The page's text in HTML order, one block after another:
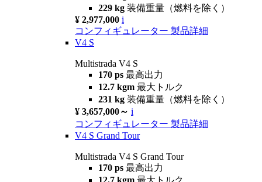
229 kg 装備重量（燃料を除く）
¥ 2,977,000 i
コンフィギュレーター 製品詳細
V4 S
Multistrada V4 S
170 ps 最高出力
12.7 kgm 最大トルク
231 kg 装備重量（燃料を除く）
¥ 3,657,000～ i
コンフィギュレーター 製品詳細
V4 S Grand Tour
Multistrada V4 S Grand Tour
170 ps 最高出力
12.7 kgm 最大トルク